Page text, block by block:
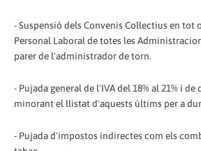
- Suspensió dels Convenis Col·lectius en tot
Personal Laboral de totes les
parer de l'administrador de torn.
- Pujada general de l'IVA del 18% al 21% i
minorant el llistat d'aquests últims per a
- Pujada d'impostos indirectes com els